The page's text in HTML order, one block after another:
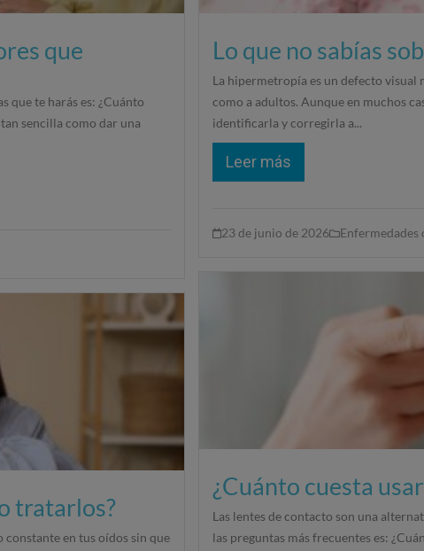
que
que te harás es: ¿Cuánto
sencilla como dar una
Lo que no sabías
La hipermetropía es un defecto
como a adultos. Aunque en muchos
identificarla y corregirla a...
Leer más
23 de junio de 2026 Enfermedades
¿Cuánto cuesta
Las lentes de contacto son una
las preguntas más frecuentes es:
tratarlos?
constante en tus oídos sin que